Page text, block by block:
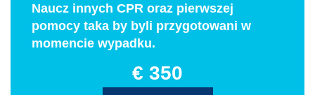
Naucz innych CPR oraz pierwszej
pomocy taka by byli przygotowani w
momencie wypadku.
€ 350